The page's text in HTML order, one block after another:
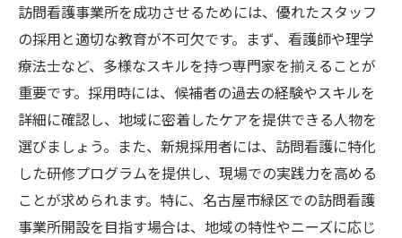
成功事例4: 先進的なテクノロジーの導入
成功事例5: 患者満足度向上のための取り組
み
成功事例6: 効率的な運営管理システムの構
築
訪問看護事業所を名古屋市緑区で開設するため
の行政手続きガイド
開設に必要な書類とその取得手順
訪問看護事業所を成功させるためには、優れたスタッフ
の採用と適切な教育が不可欠です。まず、看護師や理学
療法士など、多様なスキルを持つ専門家を揃えることが
重要です。採用時には、候補者の過去の経験やスキルを
詳細に確認し、地域に密着したケアを提供できる人物を
選びましょう。また、新規採用者には、訪問看護に特化
した研修プログラムを提供し、現場での実践力を高める
ことが求められます。特に、名古屋市緑区での訪問看護
事業所開設を目指す場合は、地域の特性やニーズに応じ